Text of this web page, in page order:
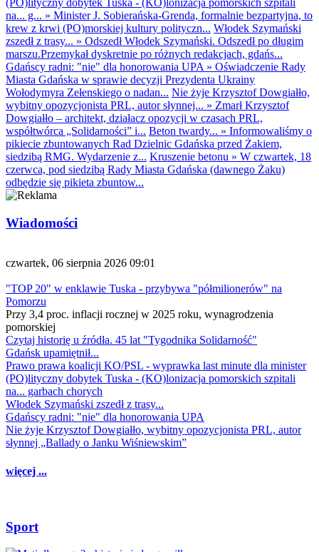
(PO)lityczny dobytek Tuska - (KO)lonizacja pomorskich szpitali
na... g... » Minister J. Sobierańska-Grenda, formalnie bezpartyjna, to
krew z krwi (PO)morskiej kultury polityczn... Włodek Szymański
zszedł z trasy... » Odszedł Włodek Szymański. Odszedł po długim
marszu.Przemykał dyskretnie po różnych redakcjach, gdańs...
Gdańscy radni: "nie" dla honorowania UPA » Oświadczenie Rady
Miasta Gdańska w sprawie decyzji Prezydenta Ukrainy
Wołodymyra Zełenskiego o nadan... Nie żyje Krzysztof Dowgiałło,
wybitny opozycjonista PRL, autor słynnej... » Zmarł Krzysztof
Dowgiałło – architekt, działacz opozycji w czasach PRL,
współtwórca „Solidarności” i... Beton twardy... » Informowaliśmy o
pikiecie zbuntowanych Rad Dzielnic Gdańska przed Żakiem,
siedzibą RMG. Wydarzenie z... Kruszenie betonu » W czwartek, 18
czerwca, pod siedzibą Rady Miasta Gdańska (dawnego Żaku)
odbędzie się pikieta zbuntow...
Wiadomości
czwartek, 06 sierpnia 2026 09:01
"TOP 20" w enklawie Tuska - przybywa "półmilionerów" na
Pomorzu
Przy 3,4 proc. inflacji rocznej w 2025 roku, wynagrodzenia
pomorskiej
Czytaj historię u źródła. 45 lat "Tygodnika Solidarność"
Gdańsk upamiętnił...
Prawo prawa koalicji KO/PSL - wyprawka last minute dla minister
(PO)lityczny dobytek Tuska - (KO)lonizacja pomorskich szpitali
na... garbach chorych
Włodek Szymański zszedł z trasy...
Gdańscy radni: "nie" dla honorowania UPA
Nie żyje Krzysztof Dowgiałło, wybitny opozycjonista PRL, autor
słynnej „Ballady o Janku Wiśniewskim”
więcej ...
Sport